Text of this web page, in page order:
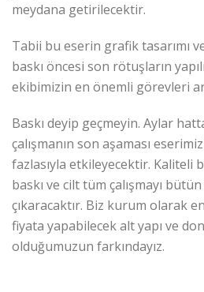
meydana getirilecektir.
Tabii bu eserin grafik tasarımı
baskı öncesi son rötuşların
ekibimizin en önemli görevleri
Baskı deyip geçmeyin. Aylar
çalışmanın son aşaması
fazlasıyla etkileyecektir. Kaliteli
baskı ve cilt tüm çalışmayı
çıkaracaktır. Biz kurum olarak
fiyata yapabilecek alt yapı ve
olduğumuzun farkındayız.